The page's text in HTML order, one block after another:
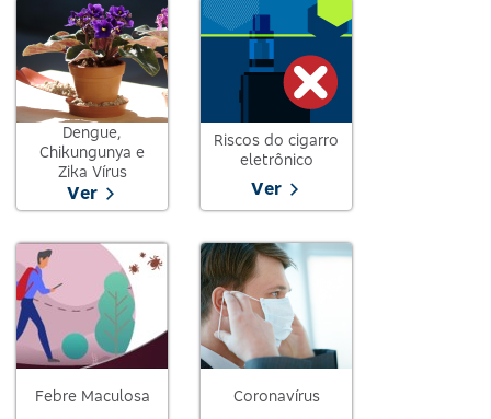
Dengue,
Chikungunya e
Zika Vírus
Ver
Riscos do cigarro
eletrônico
Ver
Febre Maculosa Coronavírus